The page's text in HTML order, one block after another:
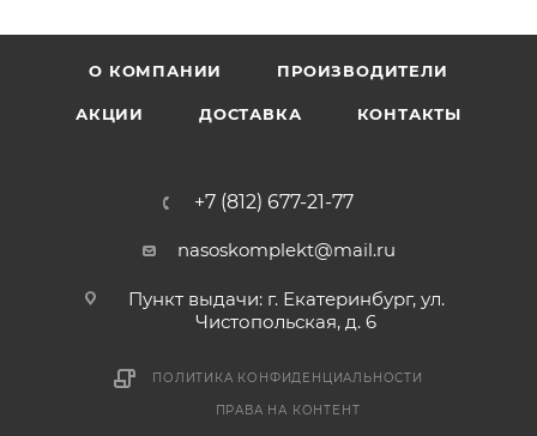
О КОМПАНИИ ПРОИЗВОДИТЕЛИ
АКЦИИ ДОСТАВКА КОНТАКТЫ
+7 (812) 677-21-77
nasoskomplekt@mail.ru
Пункт выдачи: г. Екатеринбург, ул.
Чистопольская, д. 6
ПОЛИТИКА КОНФИДЕНЦИАЛЬНОСТИ
ПРАВА НА КОНТЕНТ